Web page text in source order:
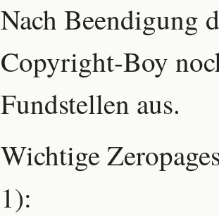
Nach Beendigung
Copyright-Boy
Fundstellen aus.
Wichtige
1):